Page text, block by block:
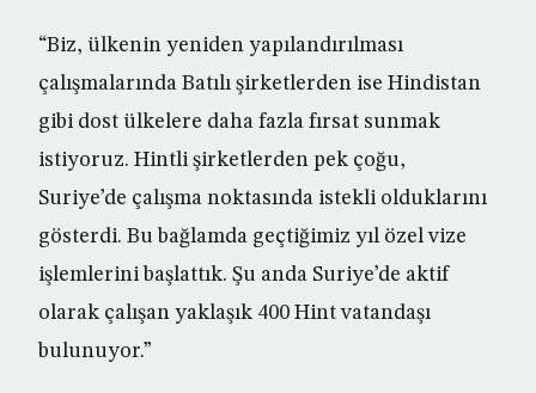
“Biz, ülkenin yeniden yapılandırılması
çalışmalarında Batılı şirketlerden ise Hindistan
gibi dost ülkelere daha fazla fırsat sunmak
istiyoruz. Hintli şirketlerden pek çoğu,
Suriye’de çalışma noktasında istekli olduklarını
gösterdi. Bu bağlamda geçtiğimiz yıl özel vize
işlemlerini başlattık. Şu anda Suriye’de aktif
olarak çalışan yaklaşık 400 Hint vatandaşı
bulunuyor.”